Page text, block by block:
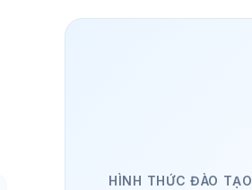
HÌNH THỨC ĐÀO TẠO